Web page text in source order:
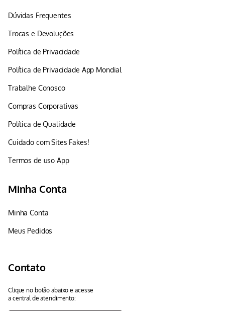
Dúvidas Frequentes
Trocas e Devoluções
Política de Privacidade
Política de Privacidade App Mondial
Trabalhe Conosco
Compras Corporativas
Política de Qualidade
Cuidado com Sites Fakes!
Termos de uso App
Minha Conta
Minha Conta
Meus Pedidos
Contato
Clique no botão abaixo e acesse
a central de atendimento: